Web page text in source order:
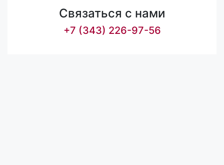
Связаться с нами
+7 (343) 226-97-56